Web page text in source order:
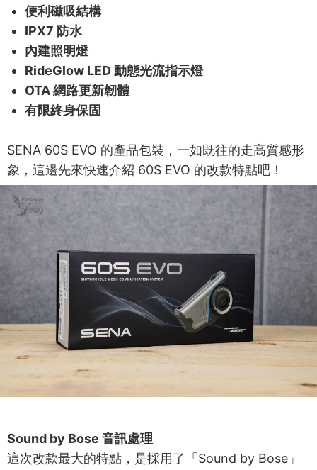
便利磁吸結構
IPX7 防水
內建照明燈
RideGlow LED 動態光流指示燈
OTA 網路更新韌體
有限終身保固
SENA 60S EVO 的產品包裝，一如既往的走高質感形
象，這邊先來快速介紹 60S EVO 的改款特點吧！
Sound by Bose 音訊處理
這次改款最大的特點，是採用了「Sound by Bose」